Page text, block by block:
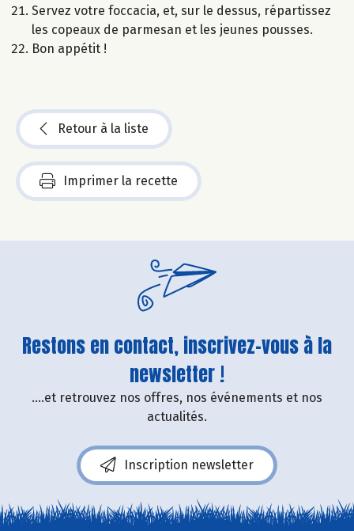
Servez votre foccacia, et, sur le dessus, répartissez
les copeaux de parmesan et les jeunes pousses.
Bon appétit !
Retour à la liste
Imprimer la recette
Restons en contact, inscrivez-vous à la
newsletter !
....et retrouvez nos offres, nos événements et nos
actualités.
Inscription newsletter